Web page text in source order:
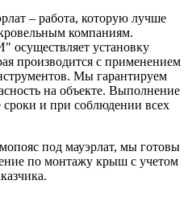
– работа, которую лучше
компаниям.
установку
производится с применением
Мы гарантируем
на объекте. Выполнение
сроки и при соблюдении всех
под мауэрлат, мы готовы
по монтажу крыш с учетом